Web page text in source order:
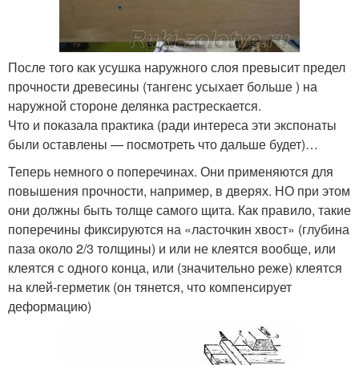
После того как усушка наружного слоя превысит предел
прочности древесины (тангенс усыхает больше ) на
наружной стороне делянка растрескается.
Что и показала практика (ради интереса эти экспонаты
были оставлены — посмотреть что дальше будет)…
Теперь немного о поперечинах. Они применяются для
повышения прочности, например, в дверях. НО при этом
они должны быть толще самого щита. Как правило, такие
поперечины фиксируются на «ласточкин хвост» (глубина
паза около 2/3 толщины) и или не клеятся вообще, или
клеятся с одного конца, или (значительно реже) клеятся
на клей-герметик (он тянется, что компенсирует
деформацию)